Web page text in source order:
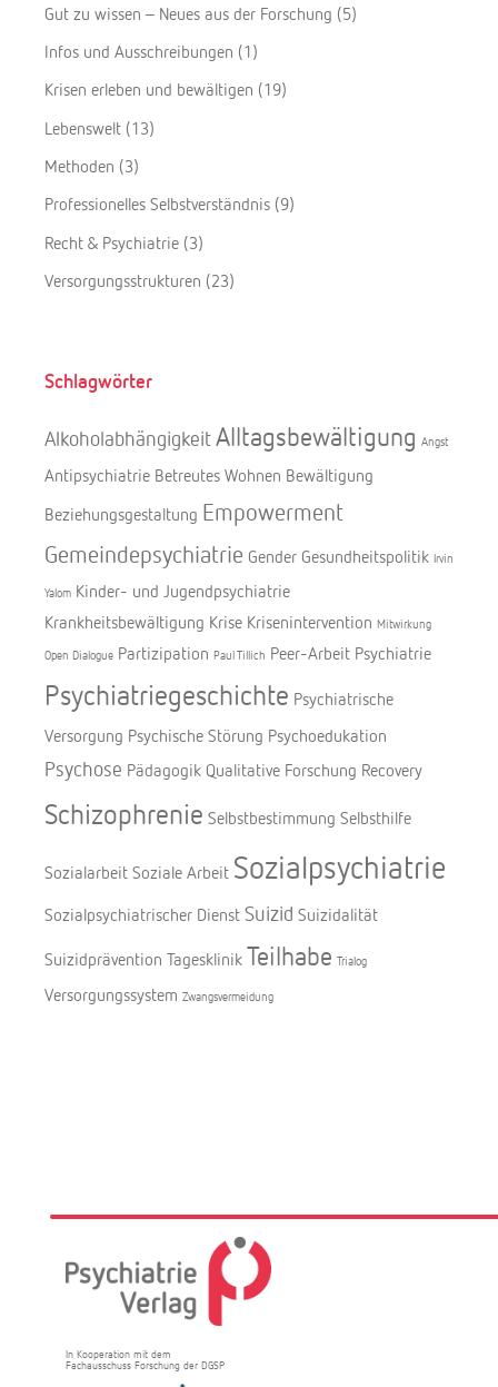
Gut zu wissen – Neues aus der Forschung (5)
Infos und Ausschreibungen (1)
Krisen erleben und bewältigen (19)
Lebenswelt (13)
Methoden (3)
Professionelles Selbstverständnis (9)
Recht & Psychiatrie (3)
Versorgungsstrukturen (23)
Schlagwörter
AlkoholabhängigkeitAlltagsbewältigung Angst
Antipsychiatrie Betreutes Wohnen Bewältigung
Beziehungsgestaltung Empowerment
Gemeindepsychiatrie Gender Gesundheitspolitik Irvin
Yalom Kinder- und Jugendpsychiatrie
Krankheitsbewältigung Krise Krisenintervention Mitwirkung
Open Dialogue Partizipation Paul Tillich Peer-Arbeit Psychiatrie
Psychiatriegeschichte Psychiatrische
Versorgung Psychische Störung Psychoedukation
Psychose Pädagogik Qualitative Forschung Recovery
Schizophrenie Selbstbestimmung Selbsthilfe
Sozialarbeit Soziale Arbeit Sozialpsychiatrie
Sozialpsychiatrischer Dienst Suizid Suizidalität
Suizidprävention Tagesklinik Teilhabe Trialog
Versorgungssystem Zwangsvermeidung
In Kooperation mit dem
Fachausschuss Forschung der DGSP